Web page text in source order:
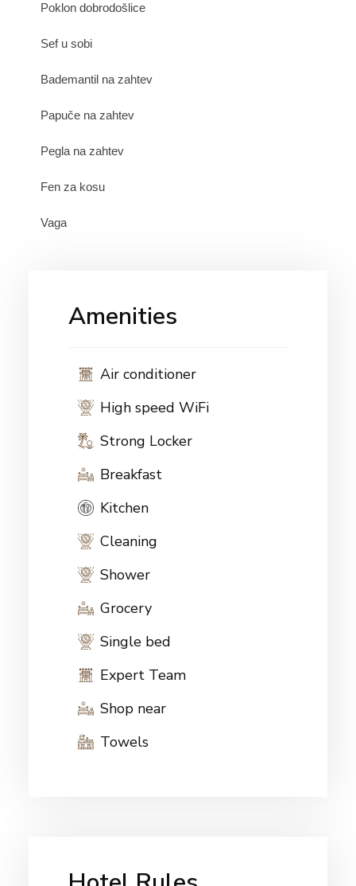
Poklon dobrodošlice
Sef u sobi
Bademantil na zahtev
Papuče na zahtev
Pegla na zahtev
Fen za kosu
Vaga
Amenities
Air conditioner
High speed WiFi
Strong Locker
Breakfast
Kitchen
Cleaning
Shower
Grocery
Single bed
Expert Team
Shop near
Towels